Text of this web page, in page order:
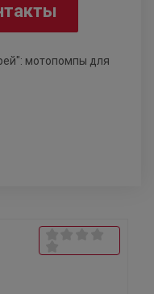
мотопомпы для